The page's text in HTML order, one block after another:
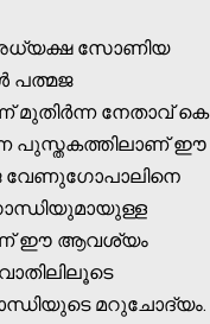
സോണിയ
പത്മജ
മുതിർന്ന നേതാവ് കെ
പുസ്തകത്തിലാണ് ഈ
വേണുഗോപാലിനെ
ഈ ആവശ്യം
മറുചോദ്യം.